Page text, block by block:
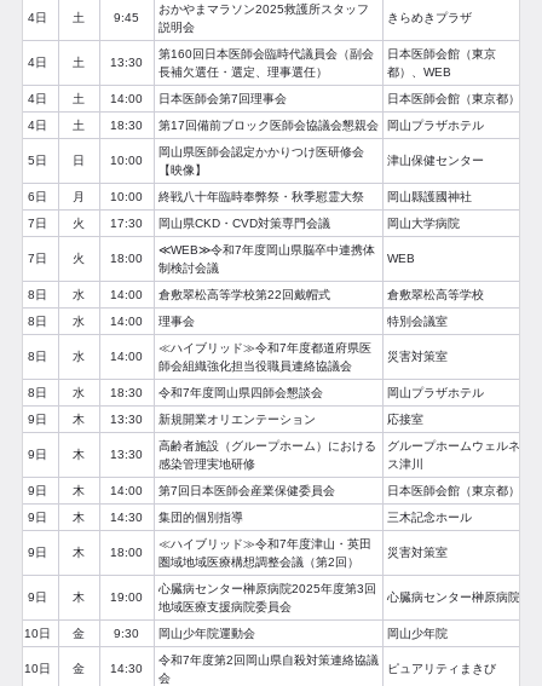
4日 土 9:45
おかやまマラソン2025救護所スタッフ
説明会
きらめきプラザ
4日 土 13:30
第160回日本医師会臨時代議員会（副会
長補欠選任・選定、理事選任）
日本医師会館（東京
都）、WEB
4日
土 14:00 日本医師会第7回理事会
日本医師会館（東京都）
4日
土 18:30 第17回備前ブロック医師会協議会懇親会 岡山プラザホテル
5日 日 10:00
岡山県医師会認定かかりつけ医研修会
【映像】
津山保健センター
6日 月 10:00 終戦八十年臨時奉弊祭・秋季慰霊大祭
岡山縣護國神社
7日
火 17:30 岡山県CKD・CVD対策専門会議 岡山大学病院
7日 火 18:00
≪WEB≫令和7年度岡山県脳卒中連携体
制検討会議
WEB
8日 水 14:00 倉敷翠松高等学校第22回戴帽式
倉敷翠松高等学校
8日
水 14:00 理事会 特別会議室
8日 水 14:00
≪ハイブリッド≫令和7年度都道府県医
師会組織強化担当役職員連絡協議会
災害対策室
8日 水 18:30 令和7年度岡山県四師会懇談会
岡山プラザホテル
9日
木 13:30 新規開業オリエンテーション 応接室
9日 木 13:30
高齢者施設（グループホーム）における
感染管理実地研修
グループホームウェルネ
ス津川
9日
木 14:00 第7回日本医師会産業保健委員会
日本医師会館（東京都）
9日
木 14:30 集団的個別指導 三木記念ホール
9日 木 18:00
≪ハイブリッド≫令和7年度津山・英田
圏域地域医療構想調整会議（第2回）
災害対策室
9日 木 19:00
心臓病センター榊原病院2025年度第3回
地域医療支援病院委員会
心臓病センター榊原病院
10日 金 9:30 岡山少年院運動会 岡山少年院
10日 金 14:30
令和7年度第2回岡山県自殺対策連絡協議
会
ピュアリティまきび